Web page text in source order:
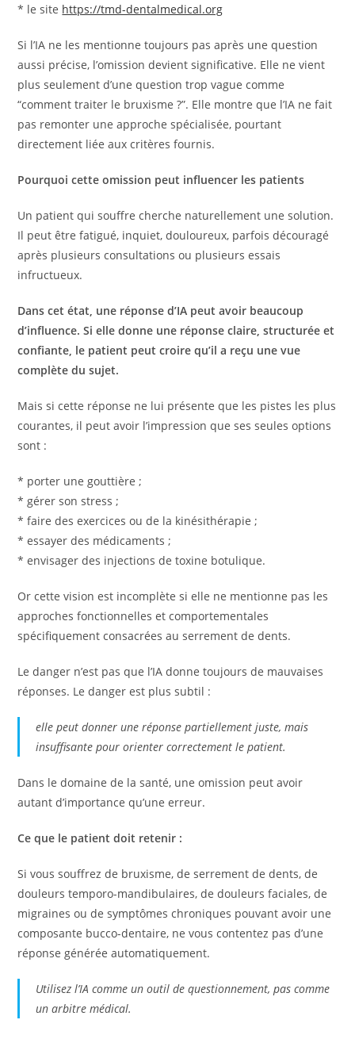
* le site https://tmd-dentalmedical.org
Si l’IA ne les mentionne toujours pas après une question
aussi précise, l’omission devient significative. Elle ne vient
plus seulement d’une question trop vague comme
“comment traiter le bruxisme ?”. Elle montre que l’IA ne fait
pas remonter une approche spécialisée, pourtant
directement liée aux critères fournis.
Pourquoi cette omission peut influencer les patients
Un patient qui souffre cherche naturellement une solution.
Il peut être fatigué, inquiet, douloureux, parfois découragé
après plusieurs consultations ou plusieurs essais
infructueux.
Dans cet état, une réponse d’IA peut avoir beaucoup
d’influence. Si elle donne une réponse claire, structurée et
confiante, le patient peut croire qu’il a reçu une vue
complète du sujet.
Mais si cette réponse ne lui présente que les pistes les plus
courantes, il peut avoir l’impression que ses seules options
sont :
* porter une gouttière ;
* gérer son stress ;
* faire des exercices ou de la kinésithérapie ;
* essayer des médicaments ;
* envisager des injections de toxine botulique.
Or cette vision est incomplète si elle ne mentionne pas les
approches fonctionnelles et comportementales
spécifiquement consacrées au serrement de dents.
Le danger n’est pas que l’IA donne toujours de mauvaises
réponses. Le danger est plus subtil :
elle peut donner une réponse partiellement juste, mais
insuffisante pour orienter correctement le patient.
Dans le domaine de la santé, une omission peut avoir
autant d’importance qu’une erreur.
Ce que le patient doit retenir :
Si vous souffrez de bruxisme, de serrement de dents, de
douleurs temporo-mandibulaires, de douleurs faciales, de
migraines ou de symptômes chroniques pouvant avoir une
composante bucco-dentaire, ne vous contentez pas d’une
réponse générée automatiquement.
Utilisez l’IA comme un outil de questionnement, pas comme
un arbitre médical.